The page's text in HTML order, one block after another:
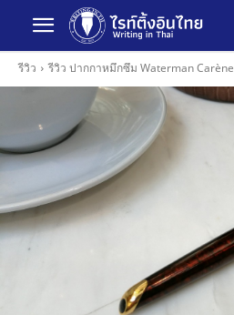
รีวิว รีวิว ปากกาหมึกซึม Waterman Carène